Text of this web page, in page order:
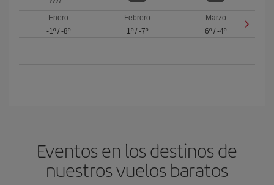
Enero
-1º/ -8º
Febrero
1º/ -7º
Marzo
6º /-4º
Eventos en los destinos de
nuestros vuelos baratos